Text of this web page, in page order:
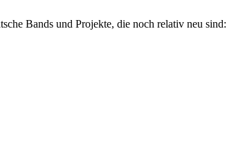
Bands und Projekte, die noch relativ neu